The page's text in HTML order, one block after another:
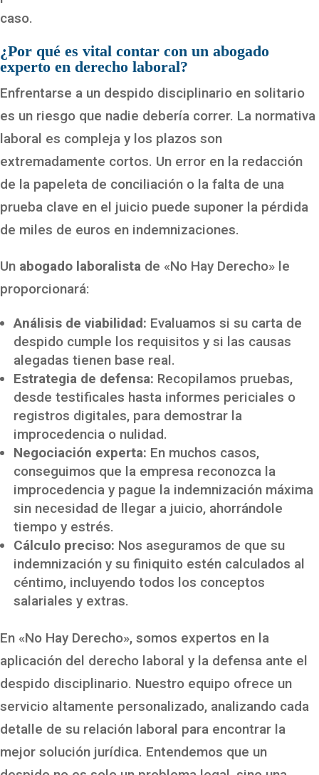
caso.
¿Por qué es vital contar con un abogado
experto en derecho laboral?
Enfrentarse a un despido disciplinario en solitario
es un riesgo que nadie debería correr. La normativa
laboral es compleja y los plazos son
extremadamente cortos. Un error en la redacción
de la papeleta de conciliación o la falta de una
prueba clave en el juicio puede suponer la pérdida
de miles de euros en indemnizaciones.
Un abogado laboralista de «No Hay Derecho» le
proporcionará:
Análisis de viabilidad: Evaluamos si su carta de
despido cumple los requisitos y si las causas
alegadas tienen base real.
Estrategia de defensa: Recopilamos pruebas,
desde testificales hasta informes periciales o
registros digitales, para demostrar la
improcedencia o nulidad.
Negociación experta: En muchos casos,
conseguimos que la empresa reconozca la
improcedencia y pague la indemnización máxima
sin necesidad de llegar a juicio, ahorrándole
tiempo y estrés.
Cálculo preciso: Nos aseguramos de que su
indemnización y su finiquito estén calculados al
céntimo, incluyendo todos los conceptos
salariales y extras.
En «No Hay Derecho», somos expertos en la
aplicación del derecho laboral y la defensa ante el
despido disciplinario. Nuestro equipo ofrece un
servicio altamente personalizado, analizando cada
detalle de su relación laboral para encontrar la
mejor solución jurídica. Entendemos que un